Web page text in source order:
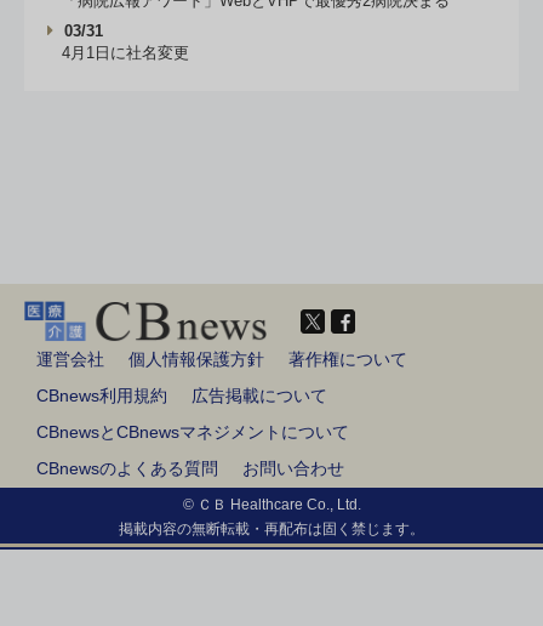
03/31
4月1日に社名変更
運営会社 個人情報保護方針
著作権について
CBnews利用規約
広告掲載について
CBnewsとCBnewsマネジメントについて
CBnewsのよくある質問
お問い合わせ
© ＣＢ Healthcare Co., Ltd.
掲載内容の無断転載・再配布は固く禁じます。